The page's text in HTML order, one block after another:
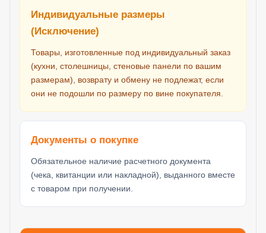
Индивидуальные размеры
(Исключение)
Товары, изготовленные под индивидуальный заказ
(кухни, столешницы, стеновые панели по вашим
размерам), возврату и обмену не подлежат, если
они не подошли по размеру по вине покупателя.
Документы о покупке
Обязательное наличие расчетного документа
(чека, квитанции или накладной), выданного вместе
с товаром при получении.